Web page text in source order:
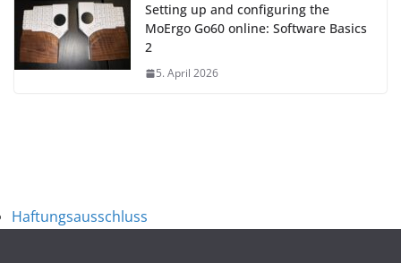
Setting up and configuring the
MoErgo Go60 online: Software Basics
2
5. April 2026
Haftungsausschluss